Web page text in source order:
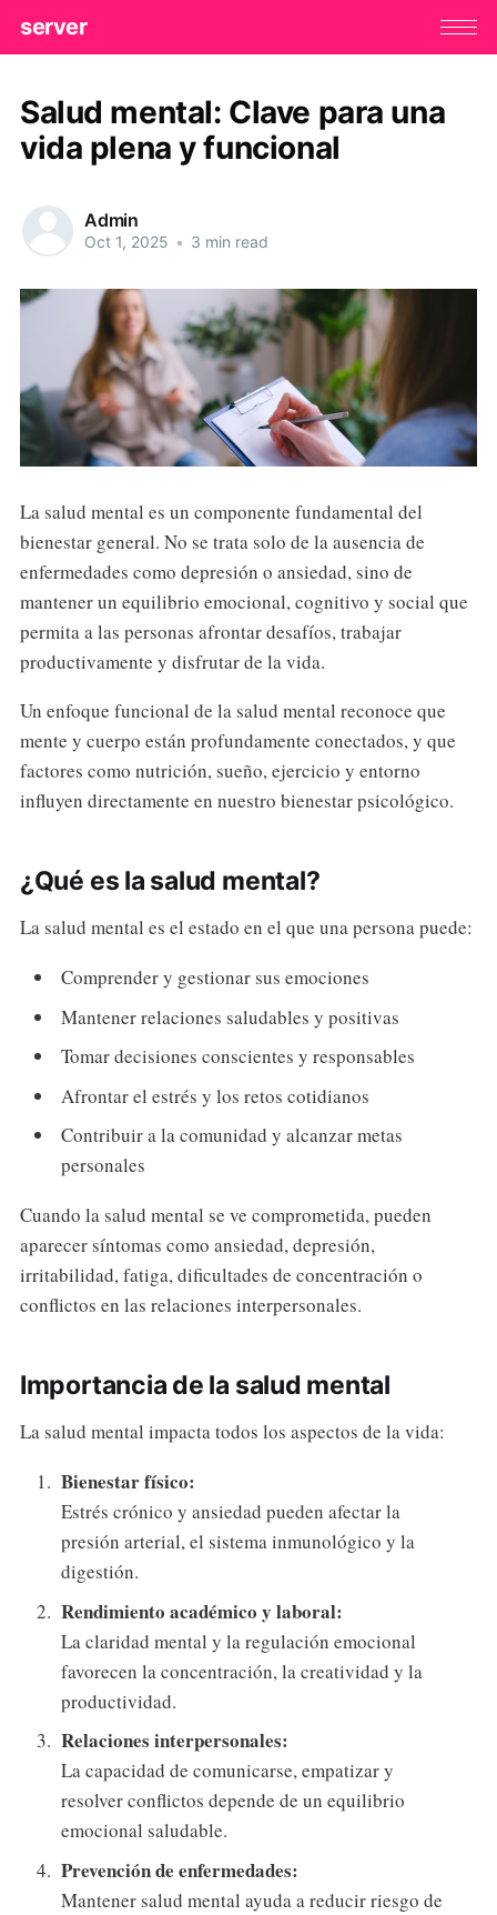
server
Salud mental: Clave para una
vida plena y funcional
Admin
Oct 1, 2025 • 3 min read
La salud mental es un componente fundamental del
bienestar general. No se trata solo de la ausencia de
enfermedades como depresión o ansiedad, sino de
mantener un equilibrio emocional, cognitivo y social que
permita a las personas afrontar desafíos, trabajar
productivamente y disfrutar de la vida.
Un enfoque funcional de la salud mental reconoce que
mente y cuerpo están profundamente conectados, y que
factores como nutrición, sueño, ejercicio y entorno
influyen directamente en nuestro bienestar psicológico.
¿Qué es la salud mental?
La salud mental es el estado en el que una persona puede:
Comprender y gestionar sus emociones
Mantener relaciones saludables y positivas
Tomar decisiones conscientes y responsables
Afrontar el estrés y los retos cotidianos
Contribuir a la comunidad y alcanzar metas
personales
Cuando la salud mental se ve comprometida, pueden
aparecer síntomas como ansiedad, depresión,
irritabilidad, fatiga, dificultades de concentración o
conflictos en las relaciones interpersonales.
Importancia de la salud mental
La salud mental impacta todos los aspectos de la vida:
Bienestar físico:
Estrés crónico y ansiedad pueden afectar la
presión arterial, el sistema inmunológico y la
digestión.
Rendimiento académico y laboral:
La claridad mental y la regulación emocional
favorecen la concentración, la creatividad y la
productividad.
Relaciones interpersonales:
La capacidad de comunicarse, empatizar y
resolver conflictos depende de un equilibrio
emocional saludable.
Prevención de enfermedades:
Mantener salud mental ayuda a reducir riesgo de